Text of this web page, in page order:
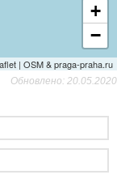
+
−
| OSM & praga-praha.ru
Обновлено: 20.05.2020